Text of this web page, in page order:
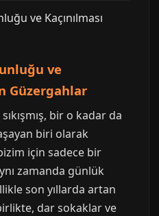
ve
Güzergahlar
bir o kadar da
biri olarak
için sadece bir
zamanda günlük
son yıllarda artan
dar sokaklar ve